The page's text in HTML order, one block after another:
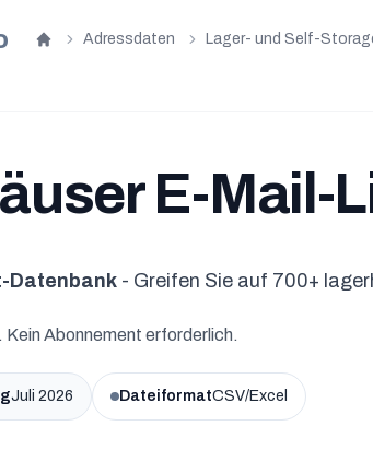
Startseite
Adressdaten Lager- und Self-
E-Mail-
Datenbank - Greifen Sie auf 700+
Abonnement erforderlich.
Juli 2026 DateiformatCSV/Excel